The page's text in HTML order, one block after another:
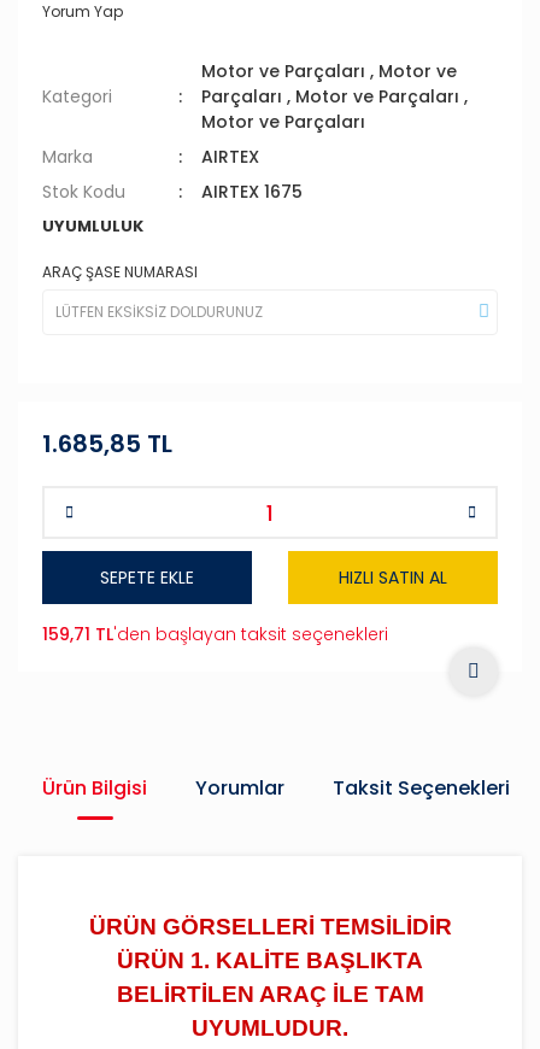
Yorum Yap
Kategori
Motor ve Parçaları , Motor ve
Parçaları , Motor ve Parçaları ,
Motor ve Parçaları
Marka
AIRTEX
Stok Kodu
AIRTEX 1675
UYUMLULUK
ARAÇ ŞASE NUMARASI
1.685,85 TL
SEPETE EKLE HIZLI SATIN AL
159,71 TL'den başlayan taksit seçenekleri
Ürün Bilgisi Yorumlar Taksit Seçenekleri
ÜRÜN GÖRSELLERİ TEMSİLİDİR
ÜRÜN 1. KALİTE BAŞLIKTA
BELİRTİLEN ARAÇ İLE TAM
UYUMLUDUR.